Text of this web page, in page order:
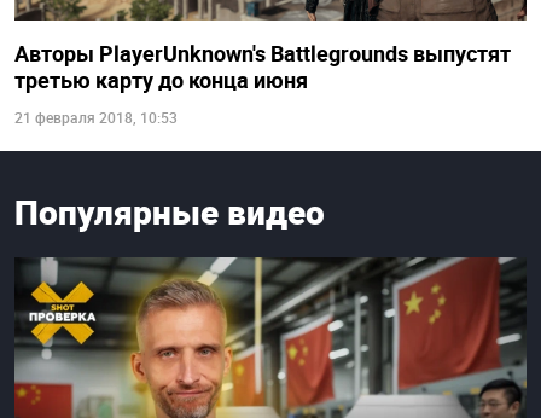
Авторы PlayerUnknown's Battlegrounds выпустят
третью карту до конца июня
21 февраля 2018, 10:53
Популярные видео